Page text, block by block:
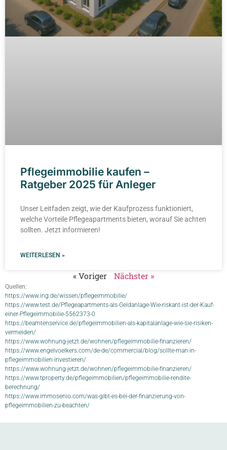
Pflegeimmobilie kaufen –
Ratgeber 2025 für Anleger
Unser Leitfaden zeigt, wie der Kaufprozess funktioniert,
welche Vorteile Pflegeapartments bieten, worauf Sie achten
sollten. Jetzt informieren!
WEITERLESEN »
« Voriger Nächster »
Quellen:
https://www.ing.de/wissen/pflegeimmobilie/
https://www.test.de/Pflegeapartments-als-Geldanlage-Wie-riskant-ist-der-Kauf-
einer-Pflegeimmobilie-5562373-0
https://beamtenservice.de/pflegeimmobilien-als-kapitalanlage-wie-sie-risiken-
vermeiden/
https://www.wohnung-jetzt.de/wohnen/pflegeimmobilie-finanzieren/
https://www.engelvoelkers.com/de-de/commercial/blog/sollte-man-in-
pflegeimmobilien-investieren/
https://www.wohnung-jetzt.de/wohnen/pflegeimmobilie-finanzieren/
https://www.tproperty.de/pflegeimmobilien/pflegeimmobilie-rendite-
berechnung/
https://www.immosenio.com/was-gibt-es-bei-der-finanzierung-von-
pflegeimmobilien-zu-beachten/